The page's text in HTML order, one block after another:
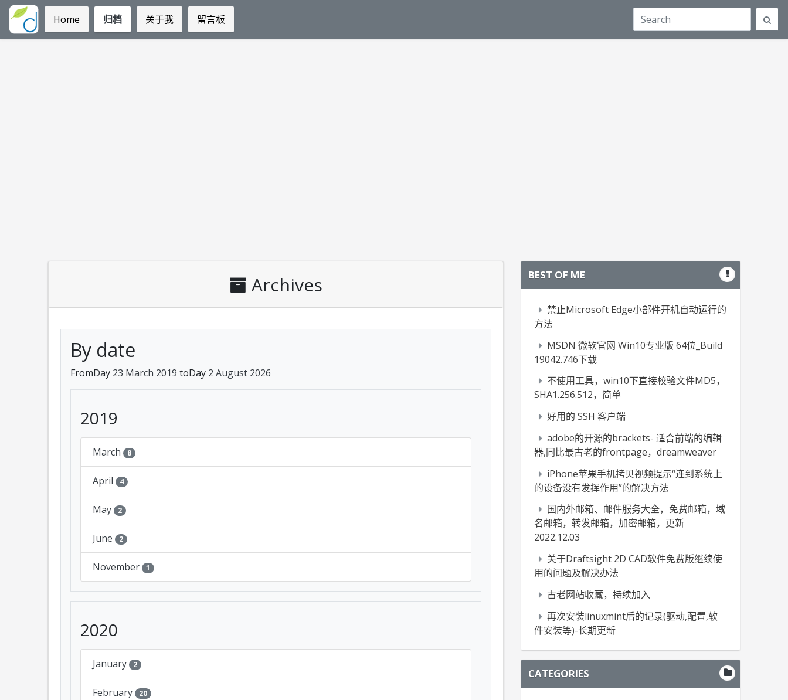
Home 归档 关于我 留言板
Archives
By date
FromDay 23 March 2019 toDay 2 August 2026
2019
March 8
April 4
May 2
June 2
November 1
2020
January 2
February 20
BEST OF ME
禁止Microsoft Edge小部件开机自动运行的
方法
MSDN 微软官网 Win10专业版 64位_Build
19042.746下载
不使用工具，win10下直接校验文件MD5，
SHA1.256.512，简单
好用的 SSH 客户端
adobe的开源的brackets- 适合前端的编辑
器,同比最古老的frontpage，dreamweaver
iPhone苹果手机拷贝视频提示“连到系统上
的设备没有发挥作用”的解决方法
国内外邮箱、邮件服务大全，免费邮箱，域
名邮箱，转发邮箱，加密邮箱，更新
2022.12.03
关于Draftsight 2D CAD软件免费版继续使
用的问题及解决办法
古老网站收藏，持续加入
再次安装linuxmint后的记录(驱动,配置,软
件安装等)-长期更新
CATEGORIES